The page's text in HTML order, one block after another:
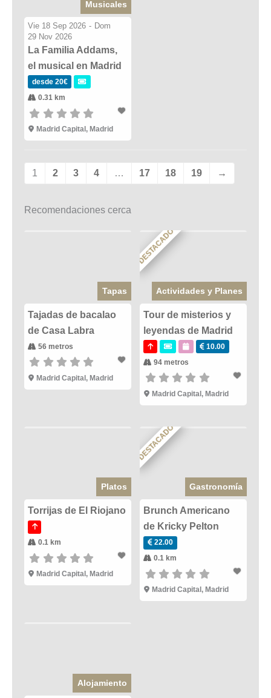
Musicales
Vie 18 Sep 2026 - Dom
29 Nov 2026
La Familia Addams,
el musical en Madrid
desde 20€
0.31 km
Madrid Capital, Madrid
1 2 3 4 … 17 18 19 →
Recomendaciones cerca
Tapas
Tajadas de bacalao
de Casa Labra
56 metros
Madrid Capital, Madrid
DESTACADO
Actividades y Planes
Tour de misterios y
leyendas de Madrid
10.00
94 metros
Madrid Capital, Madrid
Platos
Torrijas de El Riojano
0.1 km
Madrid Capital , Madrid
DESTACADO
Gastronomía
Brunch Americano
de Kricky Pelton
22.00
0.1 km
Madrid Capital , Madrid
Alojamiento